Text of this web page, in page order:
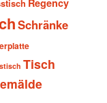
Regency
Schränke
Tisch